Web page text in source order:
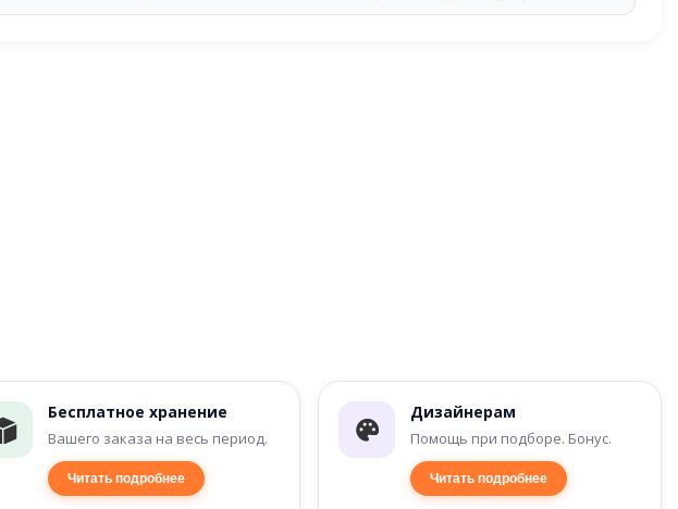
Бесплатное хранение
Вашего заказа на весь период.
Читать подробнее
Дизайнерам
Помощь при подборе. Бонус.
Читать подробнее